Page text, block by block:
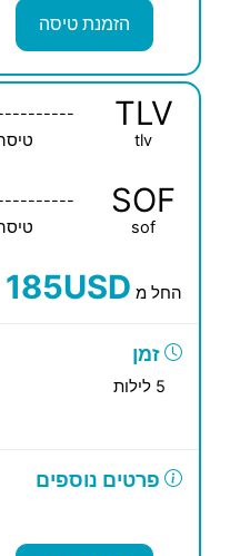
הזמנת טיסה
TLV
tlv
SOF
sof
החל מ 185USD
זמן
5 לילות
פרטים נוספים